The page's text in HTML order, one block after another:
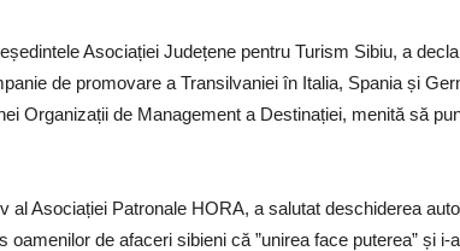
Asociației Județene pentru Turism Sibiu, a
de promovare a Transilvaniei în Italia, Spania și
Organizații de Management a Destinației, menită să
al Asociației Patronale HORA, a salutat deschiderea
oamenilor de afaceri sibieni că ”unirea face puterea” și i-